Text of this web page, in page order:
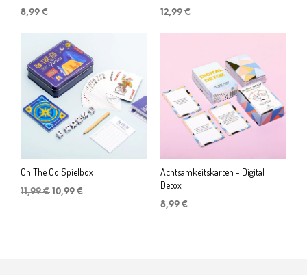
8,99 € 12,99 €
On The Go Spielbox
11,99€ Ursprünglicher
10,99 €
Achtsamkeitskarten - Digital
Detox
8,99 €